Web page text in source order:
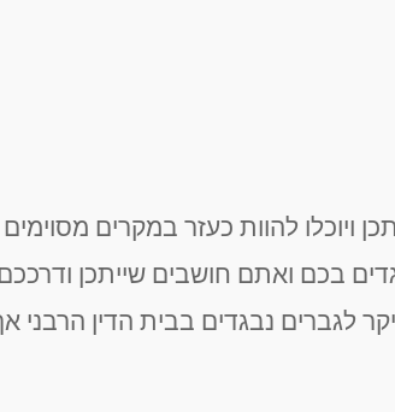
ויוכלו להוות כעזר במקרים
בכם ואתם חושבים שייתכן ודרככם
לגברים נבגדים בבית הדין הרבני